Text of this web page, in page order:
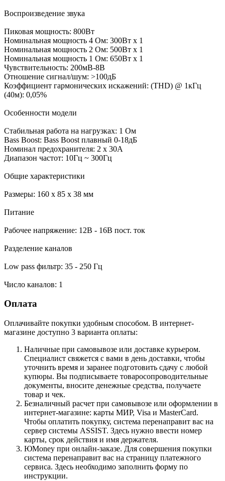
Воспроизведение звука
Пиковая мощность: 800Вт
Номинальная мощность 4 Ом: 300Вт х 1
Номинальная мощность 2 Ом: 500Вт х 1
Номинальная мощность 1 Ом: 650Вт х 1
Чувствительность: 200мВ-8В
Отношение сигнал/шум: >100дБ
Коэффициент гармонических искажений: (THD) @ 1кГц
(40м): 0,05%
Особенности модели
Стабильная работа на нагрузках: 1 Ом
Bass Boost: Bass Boost плавный 0-18дБ
Номинал предохранителя: 2 х 30А
Диапазон частот: 10Гц ~ 300Гц
Общие характеристики
Размеры: 160 x 85 x 38 мм
Питание
Рабочее напряжение: 12В - 16В пост. ток
Разделение каналов
Low pass фильтр: 35 - 250 Гц
Число каналов: 1
Оплата
Оплачивайте покупки удобным способом. В интернет-
магазине доступно 3 варианта оплаты:
Наличные при самовывозе или доставке курьером.
Специалист свяжется с вами в день доставки, чтобы
уточнить время и заранее подготовить сдачу с любой
купюры. Вы подписываете товаросопроводительные
документы, вносите денежные средства, получаете
товар и чек.
Безналичный расчет при самовывозе или оформлении в
интернет-магазине: карты МИР, Visa и MasterCard.
Чтобы оплатить покупку, система перенаправит вас на
сервер системы ASSIST. Здесь нужно ввести номер
карты, срок действия и имя держателя.
ЮMoney при онлайн-заказе. Для совершения покупки
система перенаправит вас на страницу платежного
сервиса. Здесь необходимо заполнить форму по
инструкции.